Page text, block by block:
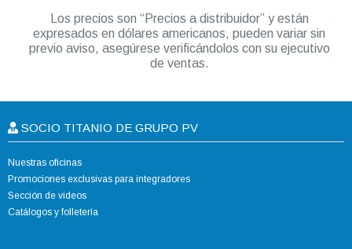
Los precios son “Precios a distribuidor” y están
expresados en dólares americanos, pueden variar sin
previo aviso, asegúrese verificándolos con su ejecutivo
de ventas.
SOCIO TITANIO DE GRUPO PV
Nuestras oficinas
Promociones exclusivas para integradores
Sección de videos
Catálogos y folletería